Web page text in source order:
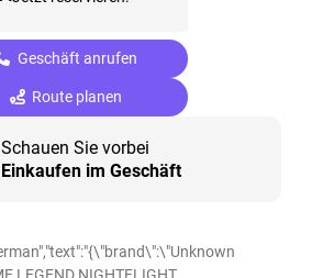
Geschäft anrufen
Route planen
Schauen Sie vorbei
Einkaufen im Geschäft